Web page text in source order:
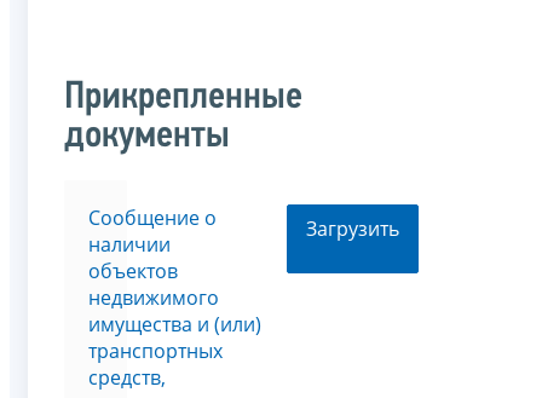
Прикрепленные
документы
Сообщение о
наличии
объектов
недвижимого
имущества и (или)
транспортных
средств,
Загрузить